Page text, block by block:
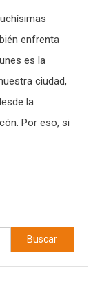
enfrenta
es la
ciudad,
la
Por eso, si
Buscar: